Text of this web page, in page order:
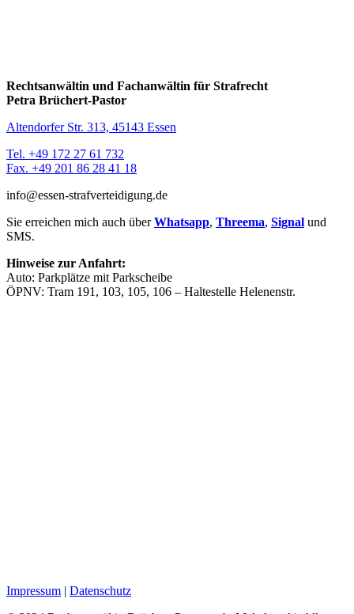
Rechtsanwältin und Fachanwältin für Strafrecht
Petra Brüchert-Pastor
Altendorfer Str. 313, 45143 Essen
Tel. +49 172 27 61 732
Fax. +49 201 86 28 41 18
info@essen-strafverteidigung.de
Sie erreichen mich auch überWhatsapp, Threema, Signal und
SMS.
Hinweise zur Anfahrt:
Auto: Parkplätze mit Parkscheibe
ÖPNV: Tram 191, 103, 105, 106 – Haltestelle Helenenstr.
Impressum | Datenschutz